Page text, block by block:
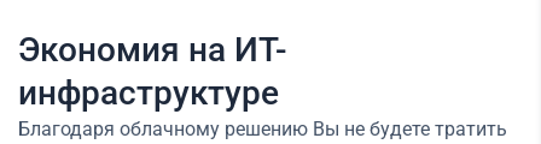
Экономия на ИТ-
инфраструктуре
Благодаря облачному решению Вы не будете тратить